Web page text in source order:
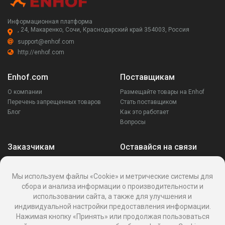
Информационная платформа
, 24, Макаренко, Сочи, Краснодарский край 354003, Россия
support@enhof.com
http://enhof.com
Enhof.com
О компании
Перечень запрещенных товаров
Блог
Поставщикам
Размещайте товары на Enhof
Стать поставщиком
Как это работает
Вопросы
Заказчикам
Ваши запросы
Написать поставщику
Написать в поддержку
Реквизиты
Оставайся на связи
Мы используем файлы «Cookie» и метрические системы для
сбора и анализа информации о производительности и
использовании сайта, а также для улучшения и
индивидуальной настройки предоставления информации.
Нажимая кнопку «Принять» или продолжая пользоваться